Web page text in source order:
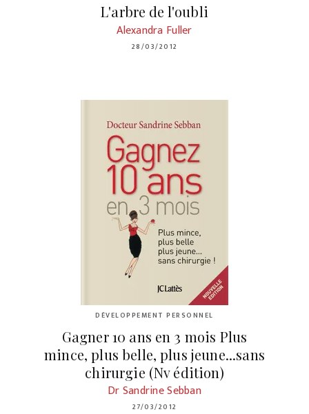
L'arbre de l'oubli
Alexandra Fuller
28/03/2012
DÉVELOPPEMENT PERSONNEL
Gagner 10 ans en 3 mois Plus
mince, plus belle, plus jeune...sans
chirurgie (Nv édition)
Dr Sandrine Sebban
27/03/2012